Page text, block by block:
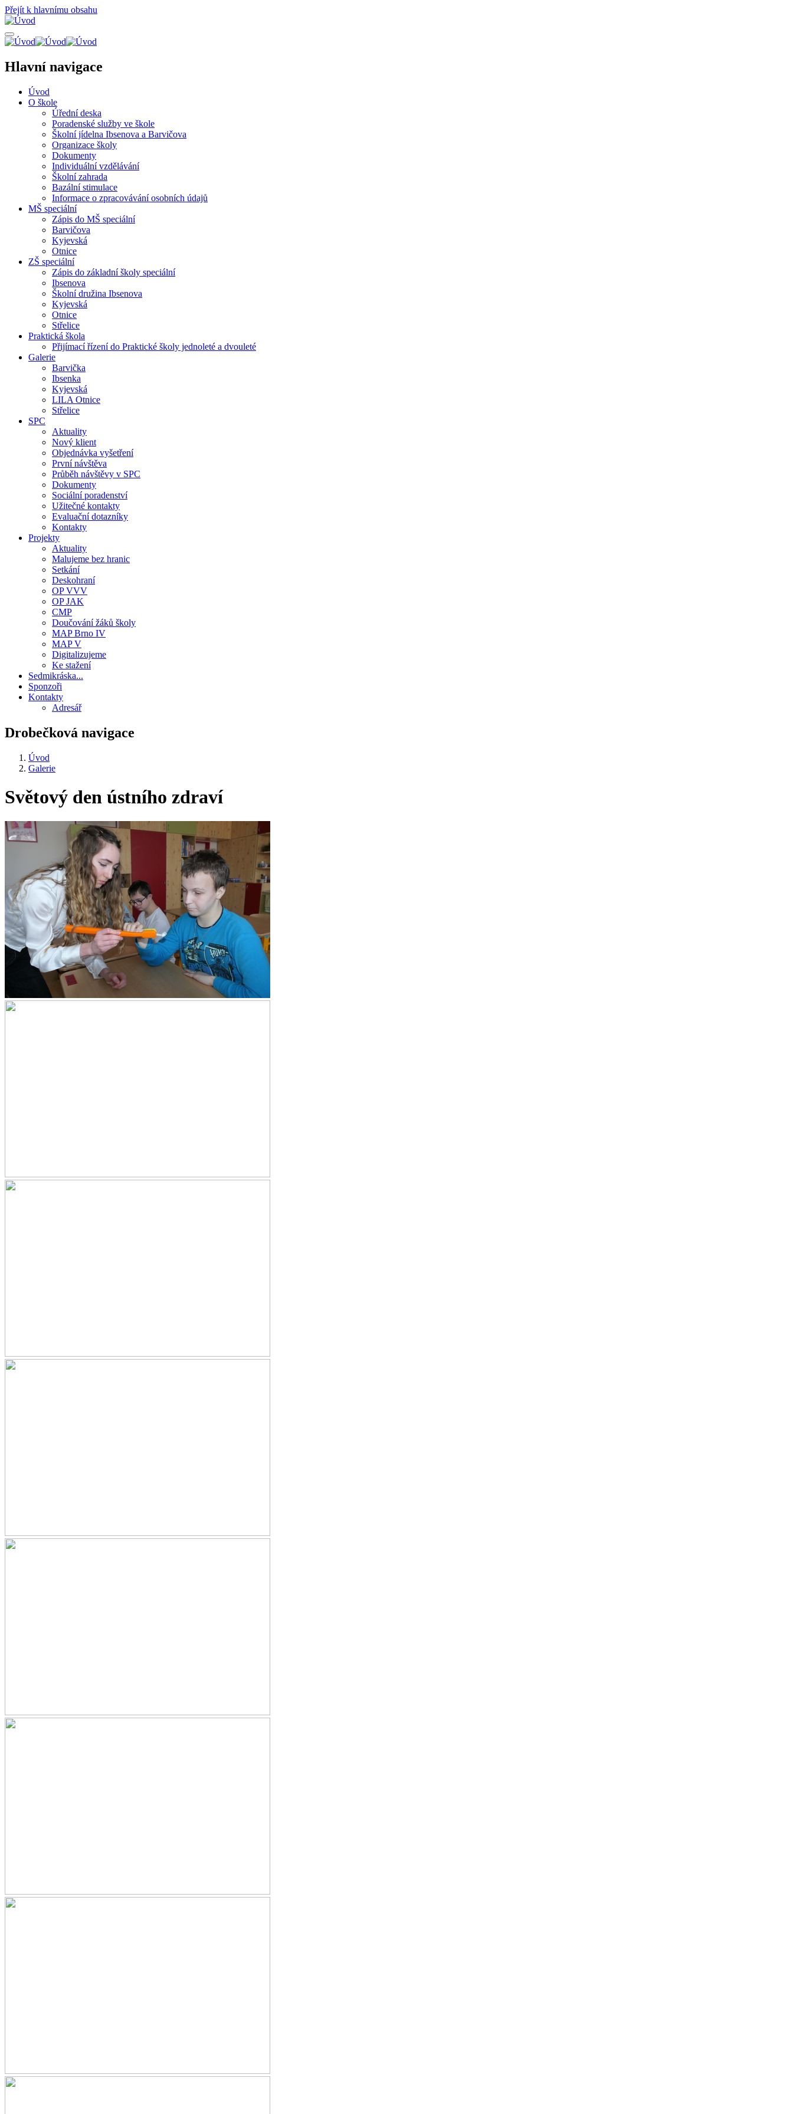
Přejít k hlavnímu obsahu
Hlavní navigace
Úvod
O škole
Úřední deska
Poradenské služby ve škole
Školní jídelna Ibsenova a Barvičova
Organizace školy
Dokumenty
Individuální vzdělávání
Školní zahrada
Bazální stimulace
Informace o zpracovávání osobních údajů
MŠ speciální
Zápis do MŠ speciální
Barvičova
Kyjevská
Otnice
ZŠ speciální
Zápis do základní školy speciální
Ibsenova
Školní družina Ibsenova
Kyjevská
Otnice
Střelice
Praktická škola
Přijímací řízení do Praktické školy jednoleté a dvouleté
Galerie
Barvička
Ibsenka
Kyjevská
LILA Otnice
Střelice
SPC
Aktuality
Nový klient
Objednávka vyšetření
První návštěva
Průběh návštěvy v SPC
Dokumenty
Sociální poradenství
Užitečné kontakty
Evaluační dotazníky
Kontakty
Projekty
Aktuality
Malujeme bez hranic
Setkání
Deskohraní
OP VVV
OP JAK
CMP
Doučování žáků školy
MAP Brno IV
MAP V
Digitalizujeme
Ke stažení
Sedmikráska...
Sponzoři
Kontakty
Adresář
Drobečková navigace
Úvod
Galerie
Světový den ústního zdraví